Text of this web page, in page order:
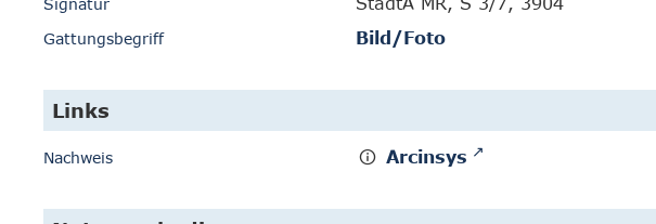
Signatur
Gattungsbegriff Bild/Foto
Links
Nachweis Arcinsys